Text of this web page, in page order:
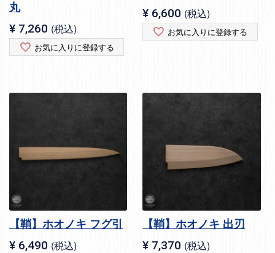
丸
¥ 7,260 税込
お気に入りに登録する
¥ 6,600 税込
お気に入りに登録する
【鞘】ホオノキ フグ引
¥ 6,490 税込
【鞘】ホオノキ 出刃
¥ 7,370 税込